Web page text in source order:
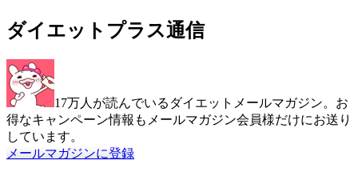
ダイエットプラス通信
17万人が読んでいるダイエットメールマガジン。お
得なキャンペーン情報もメールマガジン会員様だけにお送り
しています。
メールマガジンに登録